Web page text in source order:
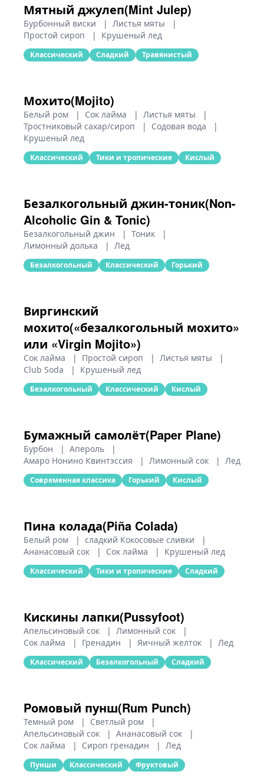
Мятный джулеп(Mint Julep)
Бурбонный виски | Листья мяты
|
Простой сироп
| Крушеный лед
Классический Сладкий Травянистый
Мохито(Mojito)
Белый ром | Сок лайма | Листья мяты
|
Тростниковый сахар/сироп
| Содовая вода
|
Крушеный лед
Классический Тики и тропические Кислый
Безалкогольный джин-тоник(Non-
Alcoholic Gin & Tonic)
Безалкогольный джин | Тоник
|
Лимонный долька
| Лед
Безалкогольный Классический Горький
Виргинский
мохито(«безалкогольный мохито»
или «Virgin Mojito»)
Сок лайма | Простой сироп | Листья мяты
|
Club Soda
| Крушеный лед
Безалкогольный Классический Кислый
Бумажный самолёт(Paper Plane)
Бурбон | Апероль
|
Амаро Нонино Квинтэссия
| Лимонный сок | Лед
Современная классика Горький Кислый
Пина колада(Piña Colada)
Белый ром | сладкий Кокосовые сливки
|
Ананасовый сок
| Сок лайма | Крушеный лед
Классический Тики и тропические Сладкий
Кискины лапки(Pussyfoot)
Апельсиновый сок | Лимонный сок
|
Сок лайма
| Гренадин | Яичный желток | Лед
Классический Безалкогольный Сладкий
Pомовый пунш(Rum Punch)
Темный ром | Светлый ром
|
Апельсиновый сок
| Ананасовый сок
|
Сок лайма
| Сироп гренадин | Лед
Пунши Классический Фруктовый